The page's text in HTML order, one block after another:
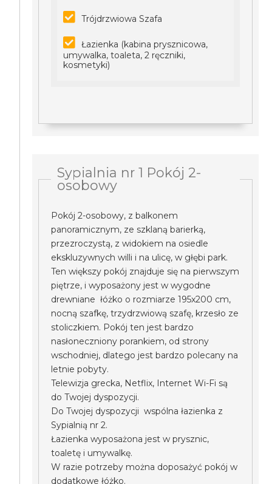
Trójdrzwiowa Szafa
Łazienka (kabina prysznicowa,
umywalka, toaleta, 2 ręczniki,
kosmetyki)
Sypialnia nr 1 Pokój 2-
osobowy
Pokój 2-osobowy, z balkonem
panoramicznym, ze szklaną barierką,
przezroczystą, z widokiem na osiedle
ekskluzywnych willi i na ulicę, w głębi park.
Ten większy pokój znajduje się na pierwszym
piętrze, i wyposażony jest w wygodne
drewniane łóżko o rozmiarze 195x200 cm,
nocną szafkę, trzydrzwiową szafę, krzesło ze
stoliczkiem. Pokój ten jest bardzo
nasłoneczniony porankiem, od strony
wschodniej, dlatego jest bardzo polecany na
letnie pobyty.
Telewizja grecka, Netflix, Internet Wi-Fi są
do Twojej dyspozycji.
Do Twojej dyspozycji wspólna łazienka z
Sypialnią nr 2.
Łazienka wyposażona jest w prysznic,
toaletę i umywalkę.
W razie potrzeby można doposażyć pokój w
dodatkowe łóżko.